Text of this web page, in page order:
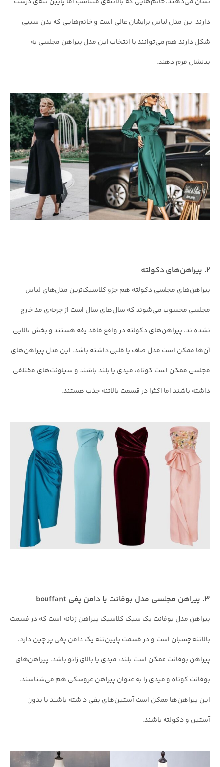
دارند این مدل لباس برایشان عالی است و خانم‌هایی که بدن سیبی
شکل دارند هم می‌توانند با انتخاب این مدل پیراهن مجلسی به
بدنشان فرم دهند.
۲. پیراهن‌های دکولته
پیراهن‌های مجلسی دکولته هم جزو کلاسیک‌ترین مدل‌های لباس
مجلسی محسوب می‌شوند که سال‌های سال است از چرخه‌ی مد خارج
نشده‌اند. پیراهن‌های دکولته در واقع فاقد یقه هستند و بخش بالایی
آن‌ها ممکن است مدل صاف یا قلبی داشته باشد. این مدل پیراهن‌های
مجلسی ممکن است کوتاه، میدی یا بلند باشند و سیلوئت‌های مختلفی
داشته باشند اما اکثرا در قسمت بالاتنه جذب هستند.
۳. پیراهن مجلسی مدل بوفانت یا دامن پفی bouffant
پیراهن مدل بوفانت یک سبک کلاسیک پیراهن زنانه است که در قسمت
بالاتنه چسبان است و در قسمت پایین‌تنه یک دامن پفی پر چین دارد.
پیراهن بوفانت ممکن است بلند، میدی یا بالای زانو باشد. پیراهن‌های
بوفانت کوتاه و‌ میدی را به عنوان پیراهن عروسکی هم می‌شناسند.
این پیراهن‌ها ممکن است آستین‌های پفی داشته باشند یا بدون
آستین و دکولته باشند.